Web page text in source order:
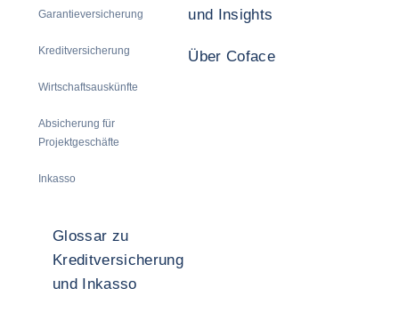
Garantieversicherung
Kreditversicherung
Wirtschaftsauskünfte
Absicherung für
Projektgeschäfte
Inkasso
und Insights
Über Coface
Glossar zu
Kreditversicherung
und Inkasso